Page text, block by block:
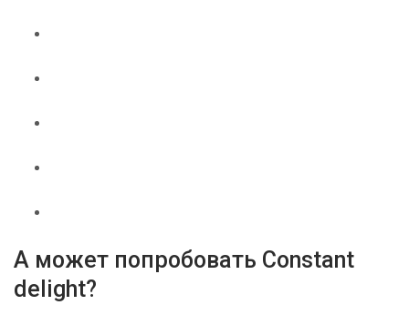
А может попробовать Constant
delight?